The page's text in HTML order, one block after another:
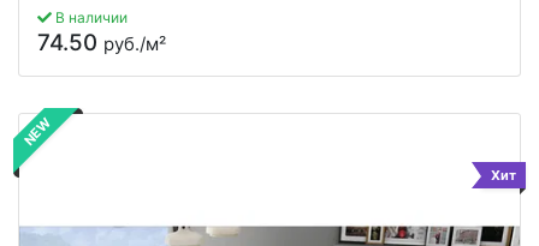
В наличии
74.50 руб./м²
NEW
Хит